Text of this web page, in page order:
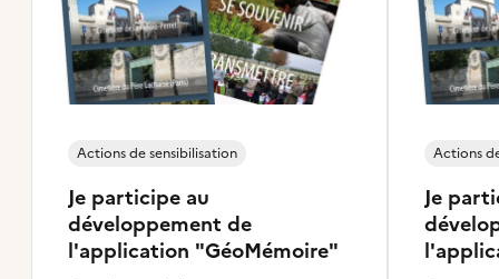
Je participe au
développement de
l'application "GéoMémoire"
Actions de sensibilisation
Je
Actions